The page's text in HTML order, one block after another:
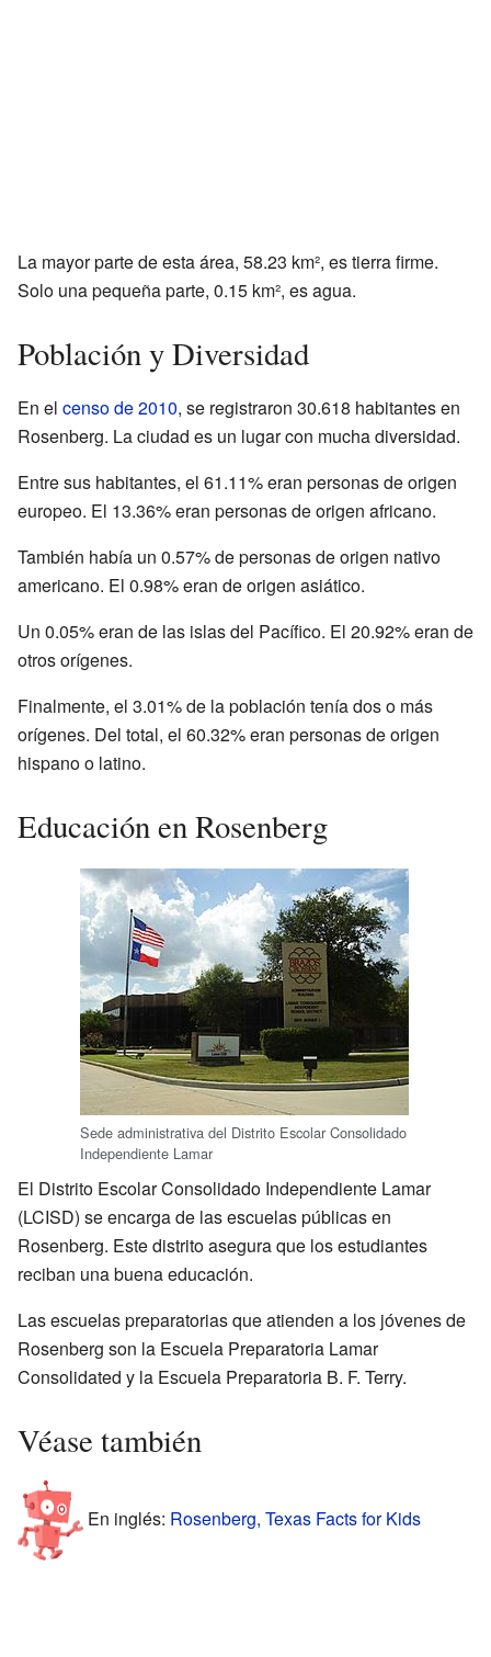
La mayor parte de esta área, 58.23 km², es tierra firme.
Solo una pequeña parte, 0.15 km², es agua.
Población y Diversidad
En el censo de 2010, se registraron 30.618 habitantes en
Rosenberg. La ciudad es un lugar con mucha diversidad.
Entre sus habitantes, el 61.11% eran personas de origen
europeo. El 13.36% eran personas de origen africano.
También había un 0.57% de personas de origen nativo
americano. El 0.98% eran de origen asiático.
Un 0.05% eran de las islas del Pacífico. El 20.92% eran de
otros orígenes.
Finalmente, el 3.01% de la población tenía dos o más
orígenes. Del total, el 60.32% eran personas de origen
hispano o latino.
Educación en Rosenberg
Sede administrativa del Distrito Escolar Consolidado
Independiente Lamar
El Distrito Escolar Consolidado Independiente Lamar
(LCISD) se encarga de las escuelas públicas en
Rosenberg. Este distrito asegura que los estudiantes
reciban una buena educación.
Las escuelas preparatorias que atienden a los jóvenes de
Rosenberg son la Escuela Preparatoria Lamar
Consolidated y la Escuela Preparatoria B. F. Terry.
Véase también
En inglés: Rosenberg, Texas Facts for Kids